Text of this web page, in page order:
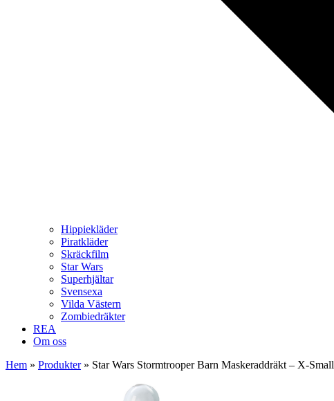
Hippiekläder
Piratkläder
Skräckfilm
Star Wars
Superhjältar
Svensexa
Vilda Västern
Zombiedräkter
REA
Om oss
Hem » Produkter» Star Wars Stormtrooper Barn Maskeraddräkt – X-Small